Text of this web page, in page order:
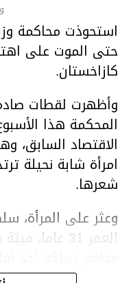
استحوذت محاكمة
حتى الموت على
كازاخستان.
وأظهرت لقطات
المحكمة هذا
الاقتصاد السابق،
امرأة شابة نحيلة
شعرها.
وعثر على المرأة،
العمر 31